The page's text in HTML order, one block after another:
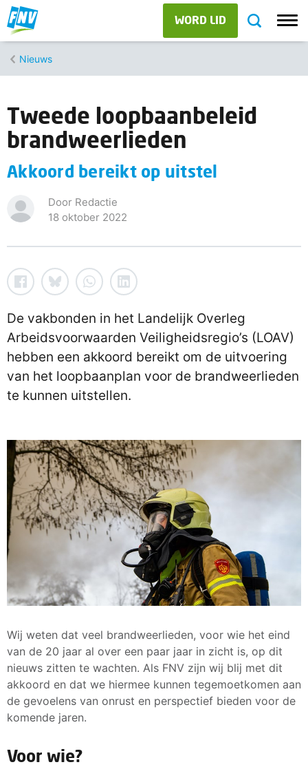
WORD LID
Nieuws
Tweede loopbaanbeleid
brandweerlieden
Akkoord bereikt op uitstel
Door Redactie
18 oktober 2022
De vakbonden in het Landelijk Overleg
Arbeidsvoorwaarden Veiligheidsregio’s (LOAV)
hebben een akkoord bereikt om de uitvoering
van het loopbaanplan voor de brandweerlieden
te kunnen uitstellen.
Wij weten dat veel brandweerlieden, voor wie het eind
van de 20 jaar al over een paar jaar in zicht is, op dit
nieuws zitten te wachten. Als FNV zijn wij blij met dit
akkoord en dat we hiermee kunnen tegemoetkomen aan
de gevoelens van onrust en perspectief bieden voor de
komende jaren.
Voor wie?